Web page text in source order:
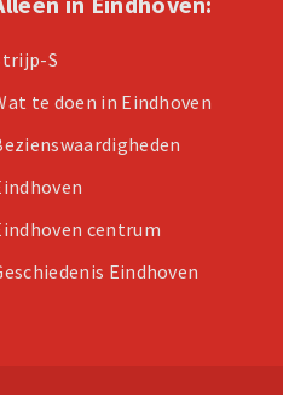
S
te doen in Eindhoven
centrum
Eindhoven